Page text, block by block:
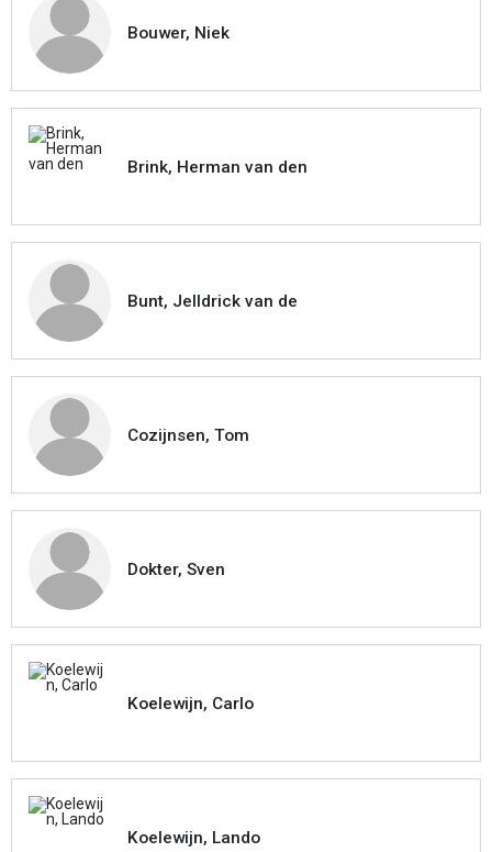
Bouwer, Niek
Brink, Herman van den
Bunt, Jelldrick van de
Cozijnsen, Tom
Dokter, Sven
Koelewijn, Carlo
Koelewijn, Lando